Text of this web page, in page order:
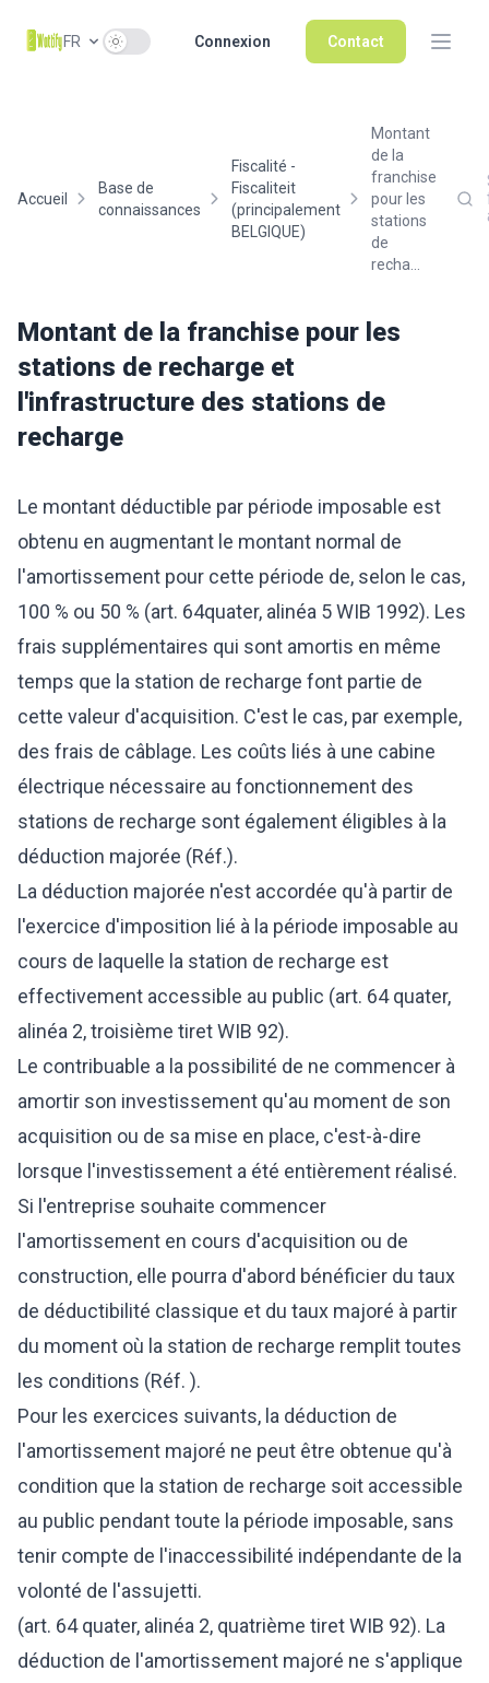
FR Use setting Connexion Contact
Accueil
Base de
connaissances
Fiscalité -
Fiscaliteit
(principalement
BELGIQUE)
Montant
de la
franchise
pour les
stations
de
recha...
Montant de la franchise pour les
stations de recharge et
l'infrastructure des stations de
recharge
Le montant déductible par période imposable est
obtenu en augmentant le montant normal de
l'amortissement pour cette période de, selon le cas,
100 % ou 50 % (art. 64quater, alinéa 5 WIB 1992). Les
frais supplémentaires qui sont amortis en même
temps que la station de recharge font partie de
cette valeur d'acquisition. C'est le cas, par exemple,
des frais de câblage. Les coûts liés à une cabine
électrique nécessaire au fonctionnement des
stations de recharge sont également éligibles à la
déduction majorée (Réf.).
La déduction majorée n'est accordée qu'à partir de
l'exercice d'imposition lié à la période imposable au
cours de laquelle la station de recharge est
effectivement accessible au public (art. 64 quater,
alinéa 2, troisième tiret WIB 92).
Le contribuable a la possibilité de ne commencer à
amortir son investissement qu'au moment de son
acquisition ou de sa mise en place, c'est-à-dire
lorsque l'investissement a été entièrement réalisé.
Si l'entreprise souhaite commencer
l'amortissement en cours d'acquisition ou de
construction, elle pourra d'abord bénéficier du taux
de déductibilité classique et du taux majoré à partir
du moment où la station de recharge remplit toutes
les conditions (Réf. ).
Pour les exercices suivants, la déduction de
l'amortissement majoré ne peut être obtenue qu'à
condition que la station de recharge soit accessible
au public pendant toute la période imposable, sans
tenir compte de l'inaccessibilité indépendante de la
volonté de l'assujetti.
(art. 64 quater, alinéa 2, quatrième tiret WIB 92). La
déduction de l'amortissement majoré ne s'applique